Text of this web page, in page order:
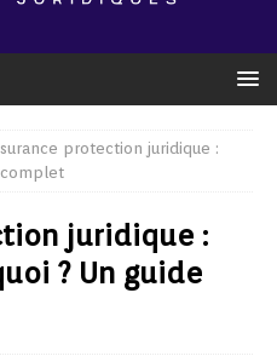
protection juridique :
complet
juridique :
? Un guide